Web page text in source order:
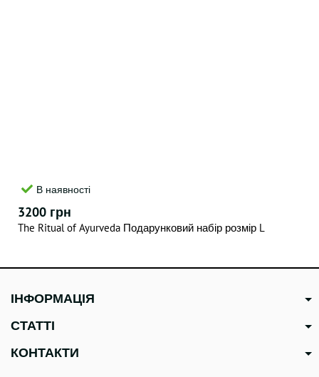
В наявності
3200 грн
The Ritual of Ayurveda Подарунковий набір розмір L
ІНФОРМАЦІЯ
СТАТТІ
КОНТАКТИ